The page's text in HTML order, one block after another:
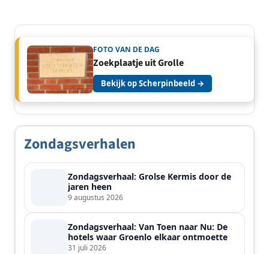
FOTO VAN DE DAG
Zoekplaatje uit Grolle
Bekijk op Scherpinbeeld →
Zondagsverhalen
Zondagsverhaal: Grolse Kermis door de
jaren heen
9 augustus 2026
Zondagsverhaal: Van Toen naar Nu: De
hotels waar Groenlo elkaar ontmoette
31 juli 2026